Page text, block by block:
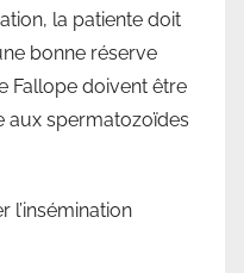
la patiente doit
bonne réserve
Fallope doivent être
aux spermatozoïdes
l’insémination